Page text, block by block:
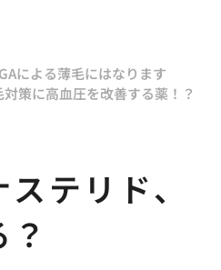
による薄毛にはなります
対策に高血圧を改善する薬！？
テリド、